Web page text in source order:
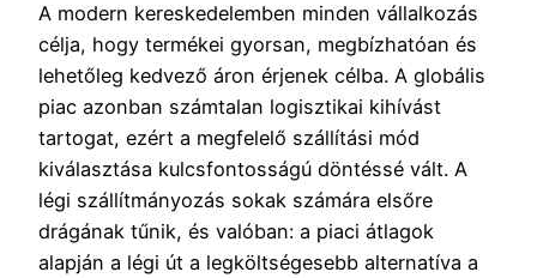
A modern kereskedelemben minden vállalkozás
célja, hogy termékei gyorsan, megbízhatóan és
lehetőleg kedvező áron érjenek célba. A globális
piac azonban számtalan logisztikai kihívást
tartogat, ezért a megfelelő szállítási mód
kiválasztása kulcsfontosságú döntéssé vált. A
légi szállítmányozás sokak számára elsőre
drágának tűnik, és valóban: a piaci átlagok
alapján a légi út a legköltségesebb alternatíva a